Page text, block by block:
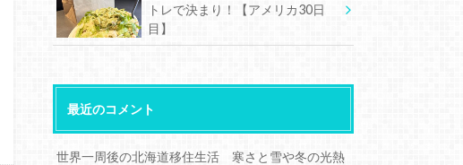
トレで決まり！【アメリカ30日
目】
最近のコメント
世界一周後の北海道移住生活 寒さと雪や冬の光熱